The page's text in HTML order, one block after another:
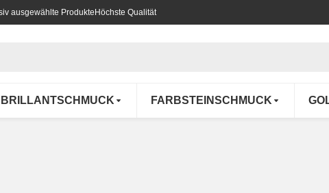
ausgewählte Produkte Höchste Qualität
BRILLANTSCHMUCK FARBSTEINSCHMUCK